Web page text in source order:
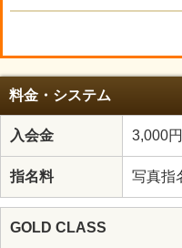
料金・システム
入会金 3,000円
指名料 写真指
GOLD CLASS